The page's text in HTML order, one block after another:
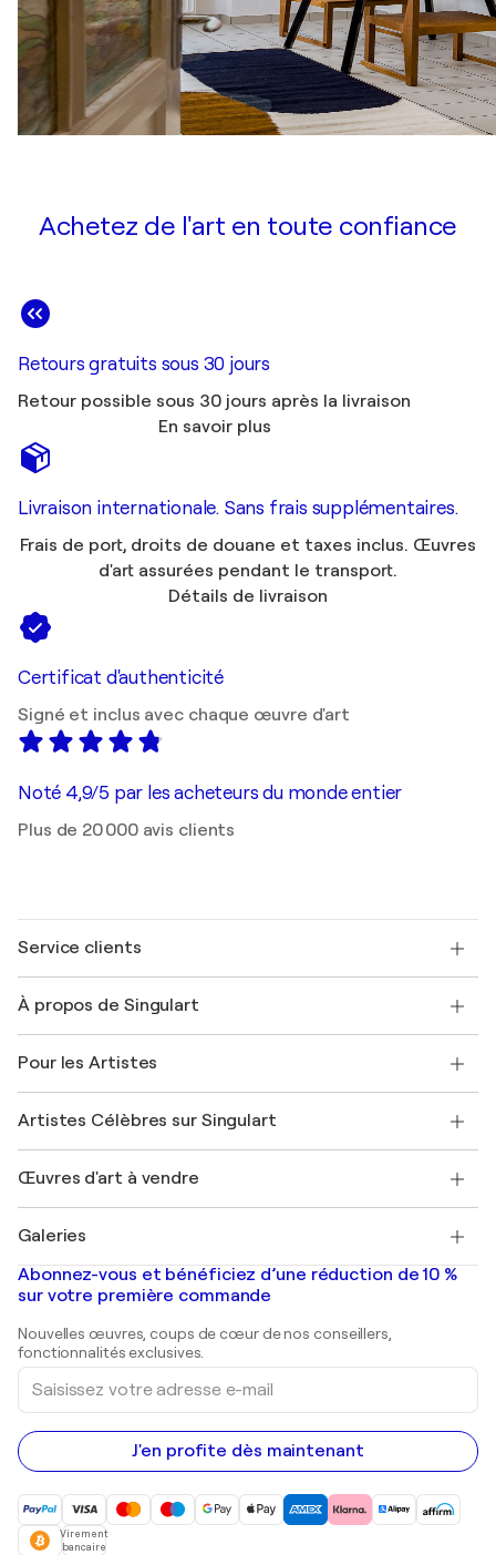
Achetez de l'art en toute confiance
Retours gratuits sous 30 jours
Retour possible sous 30 jours après la livraison
En savoir plus
Livraison internationale. Sans frais supplémentaires.
Frais de port, droits de douane et taxes inclus. Œuvres
d'art assurées pendant le transport.
Détails de livraison
Certificat d'authenticité
Signé et inclus avec chaque œuvre d'art
Noté 4,9/5 par les acheteurs du monde entier
Plus de 20 000 avis clients
Service clients
Expédition
Offrir une carte cadeau
Rejoignez notre programme commercial
Mon compte
+33 1 76 44 06 42
À propos de Singulart
FAQ
Magazine Singulart
Emplois
Découvrez une sélection d'art original
Pour les Artistes
Se connecter en tant qu'Artiste
Artistes Célèbres sur Singulart
Marc Chagall
Banksy
Mr. Brainwash
Shepard Fairey
Œuvres d'art à vendre
Tableaux abstraits à vendre
Peintures de paysage
Estampes
Peintures acryliques
Galeries
Galeries d'art en France
Galeries d'art en Belgique
Abonnez-vous et bénéficiez d’une réduction de 10 %
sur votre première commande
Nouvelles œuvres, coups de cœur de nos conseillers,
fonctionnalités exclusives.
Saisissez
votre
adresse
e-
mail
J'en profite dès maintenant
Virement
bancaire